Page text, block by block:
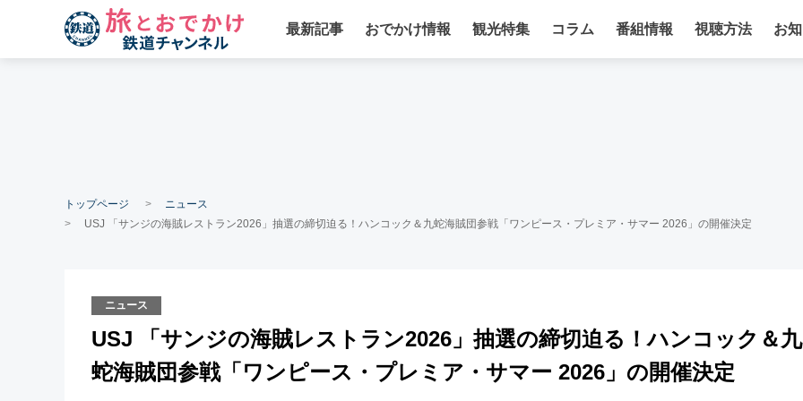
最新記事 おでかけ情報 観光特集 コラム 番組情報 視聴方法 お
トップページ
ニュース
USJ 「サンジの海賊レストラン2026」抽選の締切迫る！ハンコック＆九蛇海賊団参戦「ワンピース・プレミア・サマー 2026」の開催決定
ニュース
USJ 「サンジの海賊レストラン2026」抽選の締切迫る！ハンコック＆九
蛇海賊団参戦「ワンピース・プレミア・サマー 2026」の開催決定